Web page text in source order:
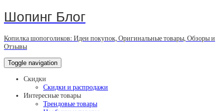
Шопинг Блог
Копилка шопоголиков: Идеи покупок, Оригинальные товары, Обзоры и
Отзывы
Toggle navigation
Скидки
Скидки и распродажи
Интересные товары
Трендовые товары